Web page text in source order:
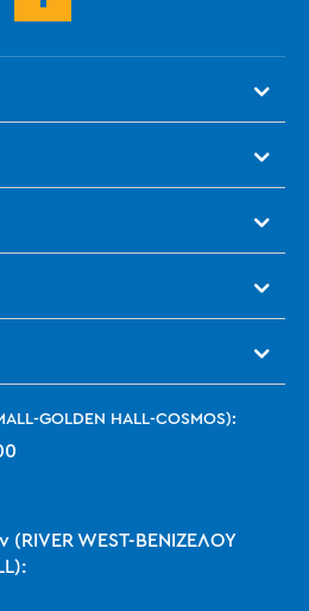
GOLDEN HALL-COSMOS):
WEST-ΒΕΝΙΖΕΛΟΥ